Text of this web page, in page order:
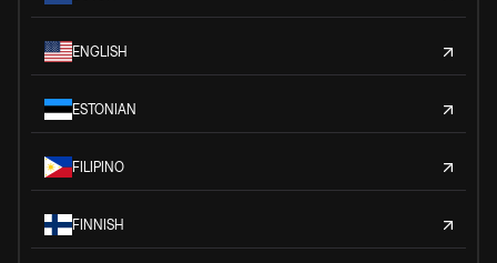
ENGLISH
ESTONIAN
FILIPINO
FINNISH